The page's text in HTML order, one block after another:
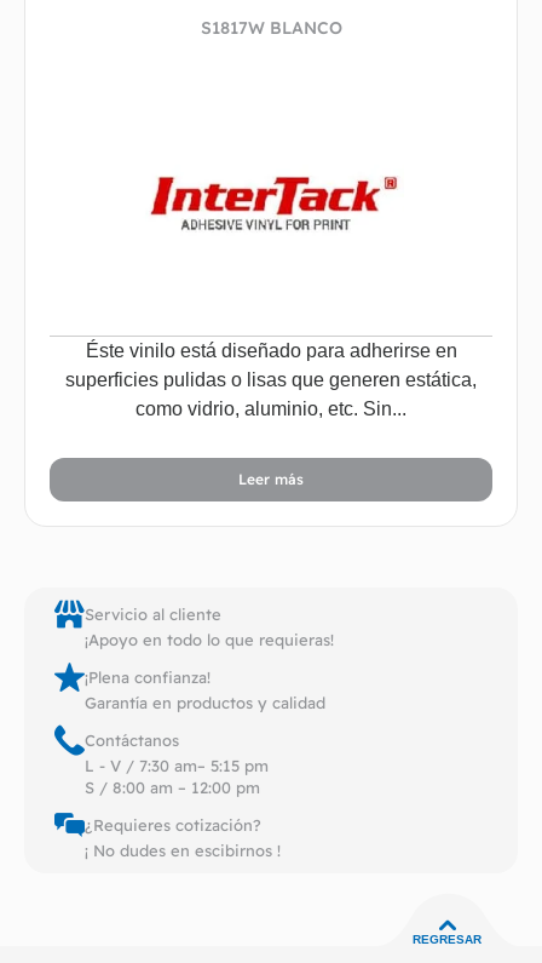
S1817W BLANCO
Éste vinilo está diseñado para adherirse en
superficies pulidas o lisas que generen estática,
como vidrio, aluminio, etc. Sin...
Leer más
Servicio al cliente
¡Apoyo en todo lo que requieras!
¡Plena confianza!
Garantía en productos y calidad
Contáctanos
L - V / 7:30 am– 5:15 pm
S / 8:00 am – 12:00 pm
¿Requieres cotización?
¡ No dudes en escibirnos !
REGRESAR